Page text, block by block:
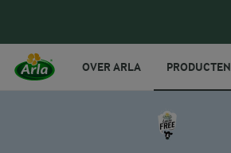
OVER ARLA PRODUCTEN